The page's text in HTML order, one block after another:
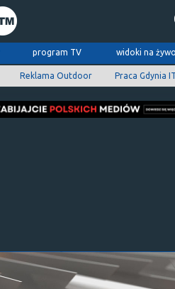
program TV widoki na
Reklama Outdoor Praca Gdynia